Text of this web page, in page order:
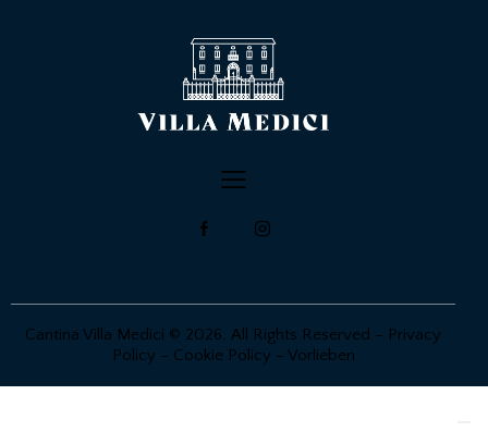
Cantina Villa Medici © 2026. All Rights Reserved – Privacy
Policy – Cookie Policy – Vorlieben